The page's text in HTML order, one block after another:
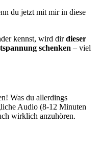
du jetzt mit mir in diese
kennst, wird dirdieser
schenken – viel
Was du allerdings
Audio (8-12 Minuten
wirklich anzuhören.